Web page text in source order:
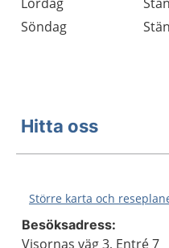
Söndag
Hitta oss
Större karta och
Besöksadress:
Visornas väg 3, Entré 7